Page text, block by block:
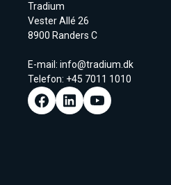
Tradium
Vester Allé 26
8900 Randers C
E-mail: info@tradium.dk
Telefon: +45 7011 1010